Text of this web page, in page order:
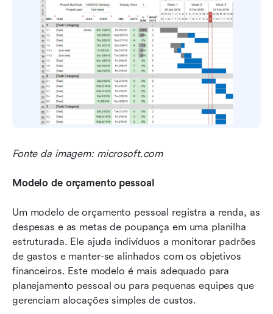
Fonte da imagem: microsoft.com
Modelo de orçamento pessoal
Um modelo de orçamento pessoal registra a renda, as
despesas e as metas de poupança em uma planilha
estruturada. Ele ajuda indivíduos a monitorar padrões
de gastos e manter-se alinhados com os objetivos
financeiros. Este modelo é mais adequado para
planejamento pessoal ou para pequenas equipes que
gerenciam alocações simples de custos.